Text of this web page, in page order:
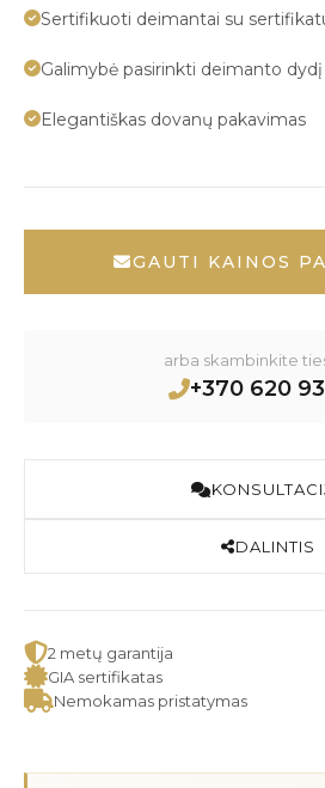
Sertifikuoti deimantai su
Galimybė pasirinkti deimanto
Elegantiškas dovanų pakavimas
GAUTI KAINOS
arba skambinkite
+370 620
DALINTIS
2 metų garantija
GIA sertifikatas
Nemokamas pristatymas